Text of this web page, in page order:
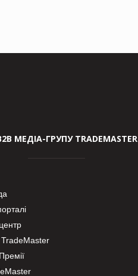
МЕДІА-ГРУПУ TRADEMASTER
TradeMaster